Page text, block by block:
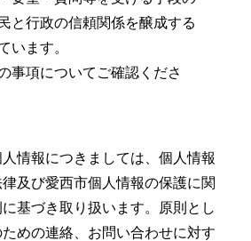
と行政の信頼関係を醸成する
います。
事項についてご確認くださ
情報につきましては、個人情報
及び愛西市個人情報の保護に関
基づき取り扱います。原則とし
めの連絡、お問い合わせに対す